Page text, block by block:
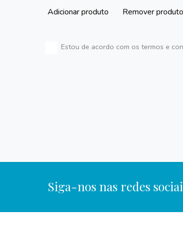
Adicionar produto Remover produto
Estou de acordo com os termos e
Siga-nos nas redes